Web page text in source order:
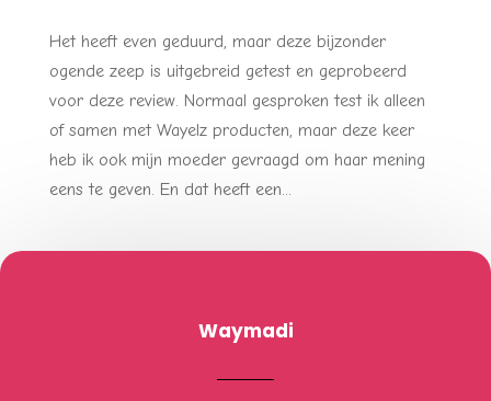
Het heeft even geduurd, maar deze bijzonder
ogende zeep is uitgebreid getest en geprobeerd
voor deze review. Normaal gesproken test ik alleen
of samen met Wayelz producten, maar deze keer
heb ik ook mijn moeder gevraagd om haar mening
eens te geven. En dat heeft een...
Waymadi